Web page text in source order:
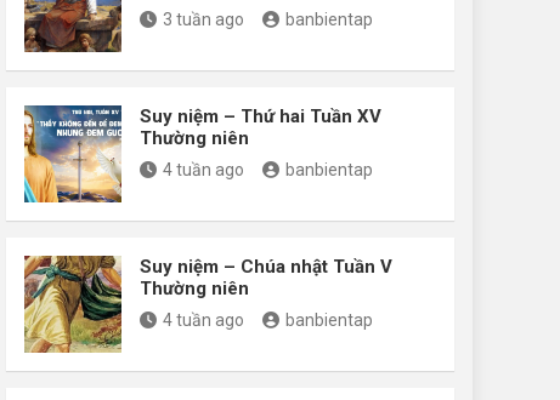
3 tuần ago banbientap
Suy niệm – Thứ hai Tuần XV
Thường niên
4 tuần ago banbientap
Suy niệm – Chúa nhật Tuần V
Thường niên
4 tuần ago banbientap